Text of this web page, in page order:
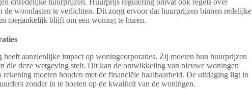
onredelijke huurprijzen. Huurprijs regulering omvat ook regels over
de woonlasten te verlichten. Dit zorgt ervoor dat huurprijzen binnen redelijke
toegankelijk blijft om een woning te huren.
aanzienlijke impact op woningcorporaties. Zij moeten hun huurprijzen
die deze wetgeving stelt. Dit kan de ontwikkeling van nieuwe woningen
moeten houden met de financiële haalbaarheid. De uitdaging ligt in
zonder in te boeten op de kwaliteit van de woningen.